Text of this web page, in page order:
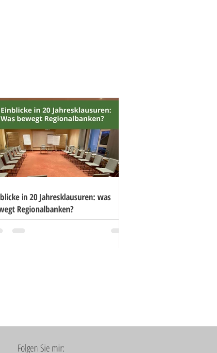
in 20 Jahresklausuren: was
Regionalbanken?
Folgen Sie mir: